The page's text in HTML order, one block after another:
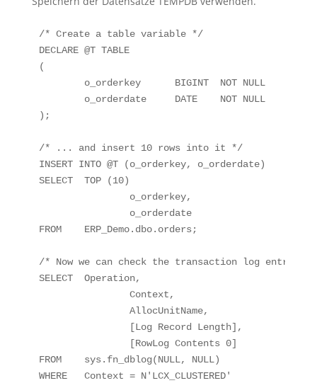
/* Create a table variable */
DECLARE	@T TABLE
(
);
/* ... and insert 10 rows into it */
INSERT INTO @T (o_orderkey, o_orderdate)
SELECT	TOP (10)
FROM	ERP_Demo.dbo.orders;
/* Now we can check the transaction log entries
SELECT	Operation,
FROM	sys.fn_dblog(NULL, NULL)
WHERE	Context = N'LCX_CLUSTERED'